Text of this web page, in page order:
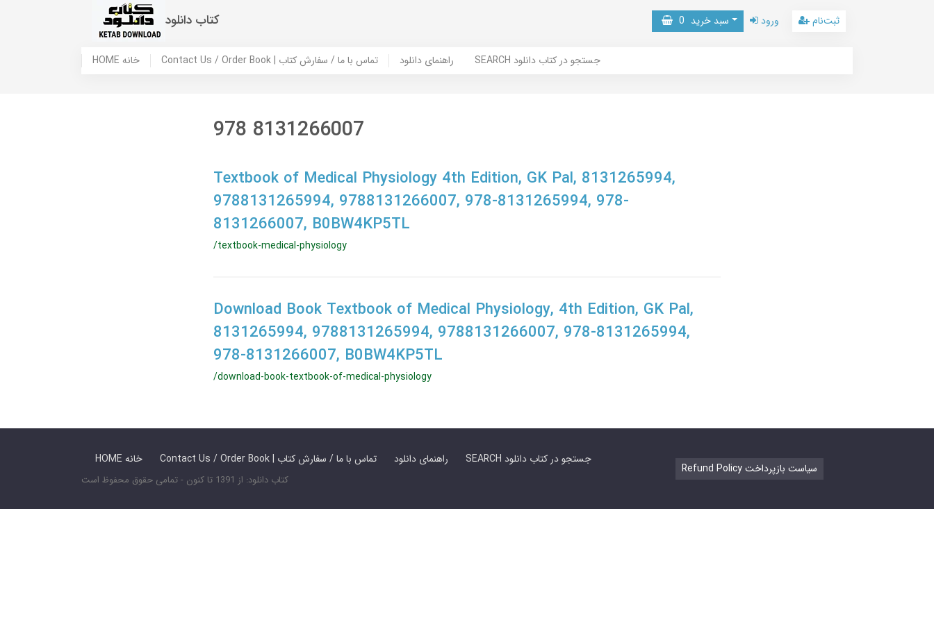
کتاب دانلود سبد خرید 0 ورود ثبت‌نام
HOME خانه Contact Us / Order Book | تماس با ما / سفارش کتاب راهنمای دانلود SEARCH جستجو در کتاب دانلود
978 8131266007
Textbook of Medical Physiology 4th Edition, GK Pal, 8131265994,
9788131265994, 9788131266007, 978-8131265994, 978-
8131266007, B0BW4KP5TL
/textbook-medical-physiology
Download Book Textbook of Medical Physiology, 4th Edition, GK Pal,
8131265994, 9788131265994, 9788131266007, 978-8131265994,
978-8131266007, B0BW4KP5TL
/download-book-textbook-of-medical-physiology
HOME خانه Contact Us / Order Book | تماس با ما / سفارش کتاب راهنمای دانلود SEARCH جستجو در کتاب دانلود
کتاب دانلود: از 1391 تا کنون - تمامی حقوق محفوظ است
Refund Policy سیاست بازپرداخت